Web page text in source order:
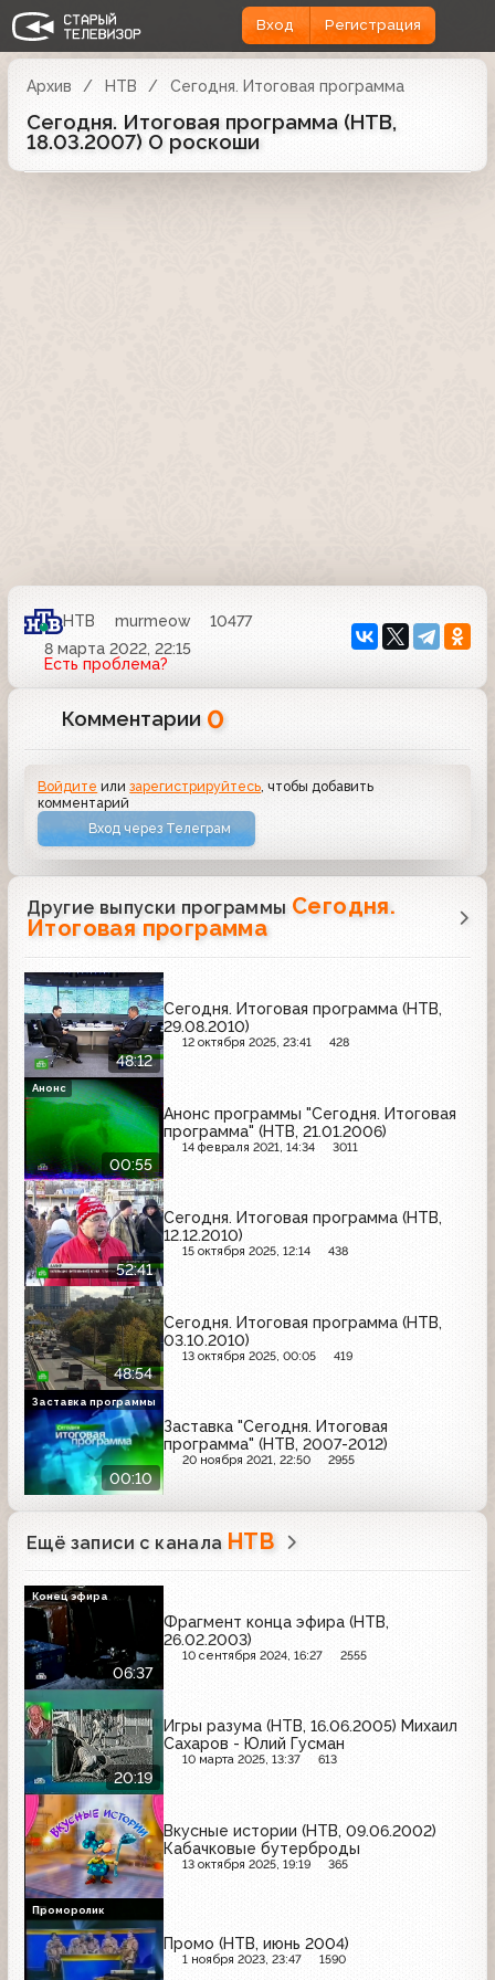
Вход Регистрация
Архив НТВ Сегодня. Итоговая программа
Сегодня. Итоговая программа (НТВ,
18.03.2007) О роскоши
НТВ murmeow
10477
8 марта 2022, 22:15
Есть проблема?
Комментарии 0
Войдите илизарегистрируйтесь , чтобы добавить
комментарий
Вход через Телеграм
Другие выпуски программы Сегодня.
Итоговая программа
48:12
Сегодня. Итоговая программа (НТВ,
29.08.2010)
12 октября 2025, 23:41 428
00:55
Анонс программы "Сегодня. Итоговая
программа" (НТВ, 21.01.2006)
14 февраля 2021, 14:34 3011
Анонс
52:41
Сегодня. Итоговая программа (НТВ,
12.12.2010)
15 октября 2025, 12:14 438
48:54
Сегодня. Итоговая программа (НТВ,
03.10.2010)
13 октября 2025, 00:05 419
00:10
Заставка "Сегодня. Итоговая
программа" (НТВ, 2007-2012)
20 ноября 2021, 22:50 2955
Заставка программы
Ещё записи с канала НТВ
06:37
Фрагмент конца эфира (НТВ,
26.02.2003)
10 сентября 2024, 16:27 2555
Конец эфира
20:19
Игры разума (НТВ, 16.06.2005) Михаил
Сахаров - Юлий Гусман
10 марта 2025, 13:37 613
Вкусные истории (НТВ, 09.06.2002)
Кабачковые бутерброды
13 октября 2025, 19:19 365
Промо (НТВ, июнь 2004)
1 ноября 2023, 23:47 1590
Проморолик